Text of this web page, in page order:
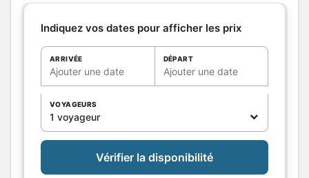
chaleureux et reposant, idéal
Salle de
bains/Salle
d'eau
WC
Cuisine
Autres
pièces
Media
équipements
Indiquez vos dates pour afficher les prix
ARRIVÉE
Ajouter une date
DÉPART
Ajouter une date
VOYAGEURS
1 voyageur
Vérifier la disponibilité